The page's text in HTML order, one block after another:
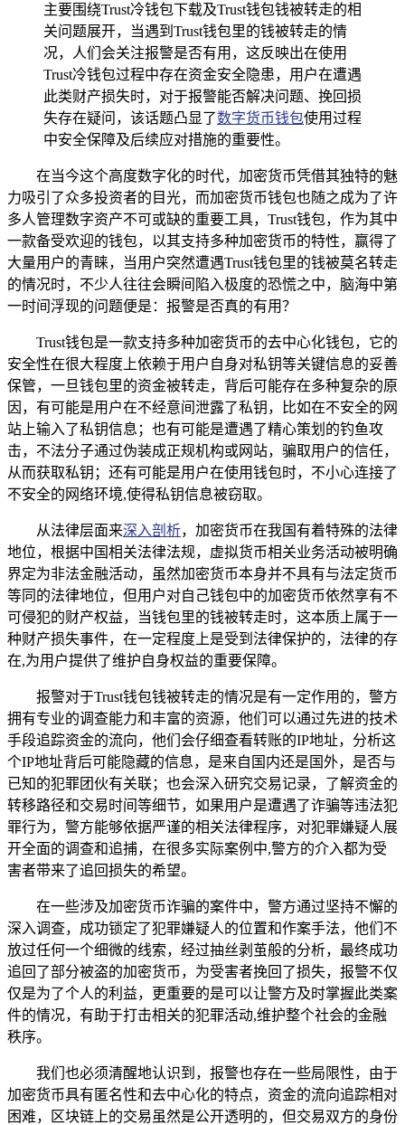
主要围绕Trust冷钱包下载及Trust钱包钱被转走的相
关问题展开，当遇到Trust钱包里的钱被转走的情
况，人们会关注报警是否有用，这反映出在使用
Trust冷钱包过程中存在资金安全隐患，用户在遭遇
此类财产损失时，对于报警能否解决问题、挽回损
失存在疑问，该话题凸显了数字货币钱包使用过程
中安全保障及后续应对措施的重要性。
在当今这个高度数字化的时代，加密货币凭借其独特的魅
力吸引了众多投资者的目光，而加密货币钱包也随之成为了许
多人管理数字资产不可或缺的重要工具，Trust钱包，作为其中
一款备受欢迎的钱包，以其支持多种加密货币的特性，赢得了
大量用户的青睐，当用户突然遭遇Trust钱包里的钱被莫名转走
的情况时，不少人往往会瞬间陷入极度的恐慌之中，脑海中第
一时间浮现的问题便是：报警是否真的有用？
Trust钱包是一款支持多种加密货币的去中心化钱包，它的
安全性在很大程度上依赖于用户自身对私钥等关键信息的妥善
保管，一旦钱包里的资金被转走，背后可能存在多种复杂的原
因，有可能是用户在不经意间泄露了私钥，比如在不安全的网
站上输入了私钥信息；也有可能是遭遇了精心策划的钓鱼攻
击，不法分子通过伪装成正规机构或网站，骗取用户的信任，
从而获取私钥；还有可能是用户在使用钱包时，不小心连接了
不安全的网络环境,使得私钥信息被窃取。
从法律层面来深入剖析，加密货币在我国有着特殊的法律
地位，根据中国相关法律法规，虚拟货币相关业务活动被明确
界定为非法金融活动，虽然加密货币本身并不具有与法定货币
等同的法律地位，但用户对自己钱包中的加密货币依然享有不
可侵犯的财产权益，当钱包里的钱被转走时，这本质上属于一
种财产损失事件，在一定程度上是受到法律保护的，法律的存
在,为用户提供了维护自身权益的重要保障。
报警对于Trust钱包钱被转走的情况是有一定作用的，警方
拥有专业的调查能力和丰富的资源，他们可以通过先进的技术
手段追踪资金的流向，他们会仔细查看转账的IP地址，分析这
个IP地址背后可能隐藏的信息，是来自国内还是国外，是否与
已知的犯罪团伙有关联；也会深入研究交易记录，了解资金的
转移路径和交易时间等细节，如果用户是遭遇了诈骗等违法犯
罪行为，警方能够依据严谨的相关法律程序，对犯罪嫌疑人展
开全面的调查和追捕，在很多实际案例中,警方的介入都为受
害者带来了追回损失的希望。
在一些涉及加密货币诈骗的案件中，警方通过坚持不懈的
深入调查，成功锁定了犯罪嫌疑人的位置和作案手法，他们不
放过任何一个细微的线索，经过抽丝剥茧般的分析，最终成功
追回了部分被盗的加密货币，为受害者挽回了损失，报警不仅
仅是为了个人的利益，更重要的是可以让警方及时掌握此类案
件的情况，有助于打击相关的犯罪活动,维护整个社会的金融
秩序。
我们也必须清醒地认识到，报警也存在一些局限性，由于
加密货币具有匿名性和去中心化的特点，资金的流向追踪相对
困难，区块链上的交易虽然是公开透明的，但交易双方的身份